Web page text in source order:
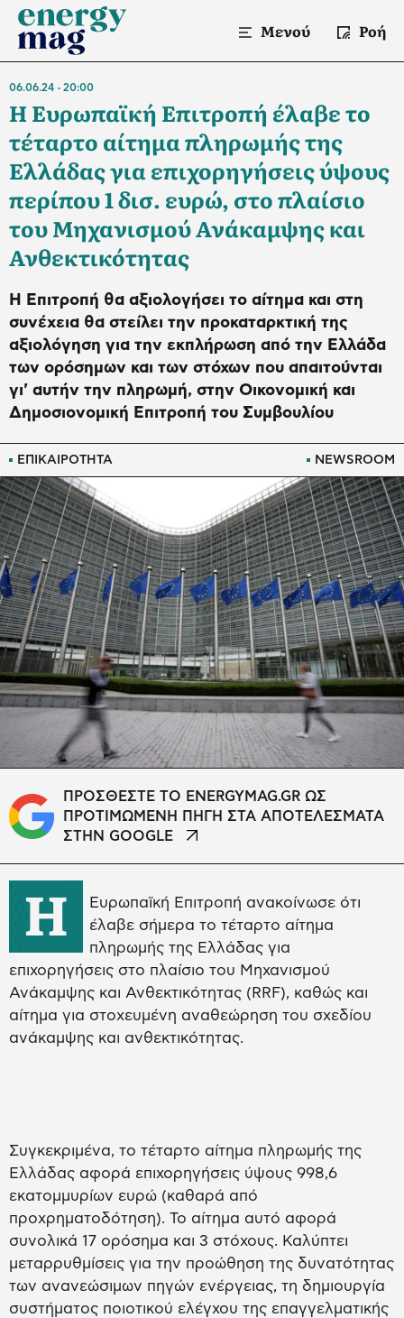
Μενού Ροή
ΕΠΙΚΑΙΡΟΤΗΤΑ NEWSROOM
06.06.24 20:00
Η Ευρωπαϊκή Επιτροπή έλαβε το
τέταρτο αίτημα πληρωμής της
Ελλάδας για επιχορηγήσεις ύψους
περίπου 1 δισ. ευρώ, στο πλαίσιο
του Μηχανισμού Ανάκαμψης και
Ανθεκτικότητας
Η Επιτροπή θα αξιολογήσει το αίτημα και στη
συνέχεια θα στείλει την προκαταρκτική της
αξιολόγηση για την εκπλήρωση από την Ελλάδα
των ορόσημων και των στόχων που απαιτούνται
γι' αυτήν την πληρωμή, στην Οικονομική και
Δημοσιονομική Επιτροπή του Συμβουλίου
ΠΡΟΣΘΕΣΤΕ ΤΟ ENERGYMAG.GR ΩΣ
ΠΡΟΤΙΜΩΜΕΝΗ ΠΗΓΗ ΣΤΑ ΑΠΟΤΕΛΕΣΜΑΤΑ
ΣΤΗΝ GOOGLE
Η
Ευρωπαϊκή Επιτροπή ανακοίνωσε ότι
έλαβε σήμερα το τέταρτο αίτημα
πληρωμής της Ελλάδας για
επιχορηγήσεις στο πλαίσιο του Μηχανισμού
Ανάκαμψης και Ανθεκτικότητας (RRF), καθώς και
αίτημα για στοχευμένη αναθεώρηση του σχεδίου
ανάκαμψης και ανθεκτικότητας.
Συγκεκριμένα, το τέταρτο αίτημα πληρωμής της
Ελλάδας αφορά επιχορηγήσεις ύψους 998,6
εκατομμυρίων ευρώ (καθαρά από
προχρηματοδότηση). Το αίτημα αυτό αφορά
συνολικά 17 ορόσημα και 3 στόχους. Καλύπτει
μεταρρυθμίσεις για την προώθηση της δυνατότητας
των ανανεώσιμων πηγών ενέργειας, τη δημιουργία
συστήματος ποιοτικού ελέγχου της επαγγελματικής